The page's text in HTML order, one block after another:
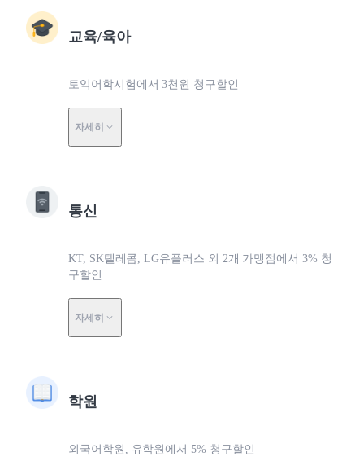
교육/육아
토익어학시험에서 3천원 청구할인
자세히
통신
KT, SK텔레콤, LG유플러스 외 2개 가맹점에서 3% 청
구할인
자세히
학원
외국어학원, 유학원에서 5% 청구할인